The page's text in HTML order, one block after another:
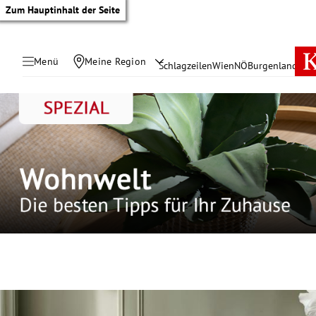
Zum Hauptinhalt der Seite
Menü Meine Region SchlagzeilenWienNÖBurgenland